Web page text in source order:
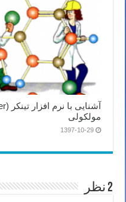
مولکولی
1397-10-29
2 نظر